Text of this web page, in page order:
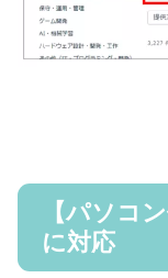
【パソコ
に対応